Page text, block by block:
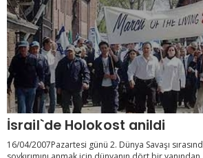
İsrail`de Holokost anildi
16/04/2007Pazartesi günü 2. Dünya Savaşı